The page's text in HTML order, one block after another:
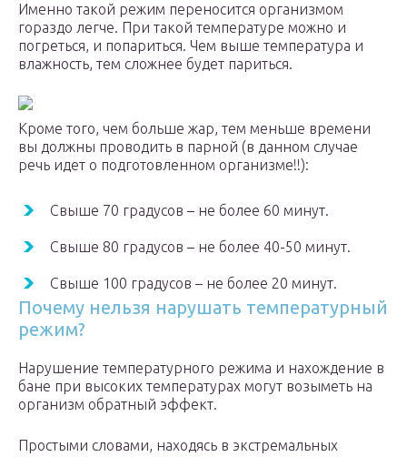
Именно такой режим переносится организмом
гораздо легче. При такой температуре можно и
погреться, и попариться. Чем выше температура и
влажность, тем сложнее будет париться.
Кроме того, чем больше жар, тем меньше времени
вы должны проводить в парной (в данном случае
речь идет о подготовленном организме!!):
Свыше 70 градусов – не более 60 минут.
Свыше 80 градусов – не более 40-50 минут.
Свыше 100 градусов – не более 20 минут.
Почему нельзя нарушать температурный
режим?
Нарушение температурного режима и нахождение в
бане при высоких температурах могут возыметь на
организм обратный эффект.
Простыми словами, находясь в экстремальных